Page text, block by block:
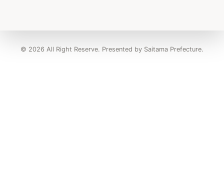
© 2026 All Right Reserve. Presented by Saitama Prefecture.